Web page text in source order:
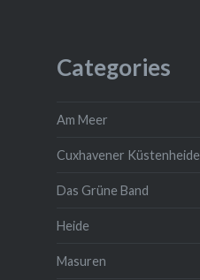
Categories
Am Meer
Cuxhavener Küstenheide
Das Grüne Band
Heide
Masuren